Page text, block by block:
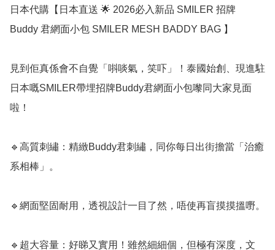
日本代購【日本直送 🌟 2026必入新品 SMILER 招牌
Buddy 君網面小包 SMILER MESH BADDY BAG 】
見到佢真係會不自覺「唞啖氣，笑吓」！泰國始創、現進駐
日本嘅SMILER帶埋招牌Buddy君網面小包嚟同大家見面
啦！
🔹高質刺繡：精緻Buddy君刺繡，同你每日出街擔當「治癒
系相棒」。
🔹網面堅固耐用，透視設計一目了然，唔使再盲摸摸搵嘢。
🔹超大容量：好睇又實用！雖然細細個，但極有深度，文